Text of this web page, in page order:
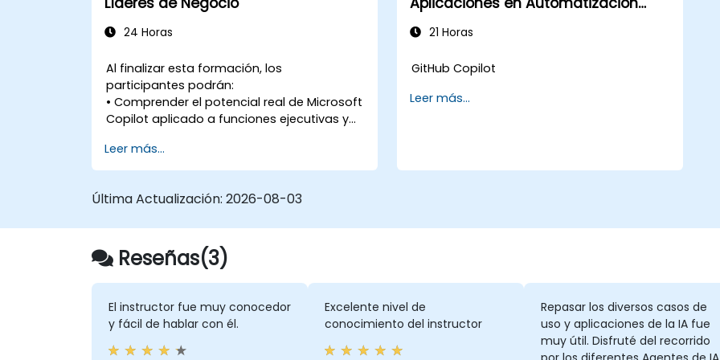
24 Horas
Al finalizar esta formación, los
participantes podrán:
• Comprender el potencial real de Microsoft
Copilot aplicado a funciones ejecutivas y
• Diseñar y ejecutar casos de uso
concretos de IA alineados a los procesos
• Utilizar Copilot de forma segura y
• Aplicar buenas prácticas de prompts,
gobierno de la información y adopción
organizacional.
• Integrar Copilot como una herramienta
habitual en la toma de decisiones y
Leer más...
21 Horas
GitHub Copilot
Leer más...
Última Actualización: 2026-08-03
Reseñas(3)
El instructor fue muy conocedor
y fácil de hablar con él.
Excelente nivel de
conocimiento del instructor
Repasar los diversos casos de
uso y aplicaciones de la IA fue
muy útil. Disfruté del recorrido